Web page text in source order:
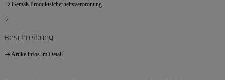
Gemäß Produktsicherheitsverordnung
Beschreibung
Artikelinfos im Detail